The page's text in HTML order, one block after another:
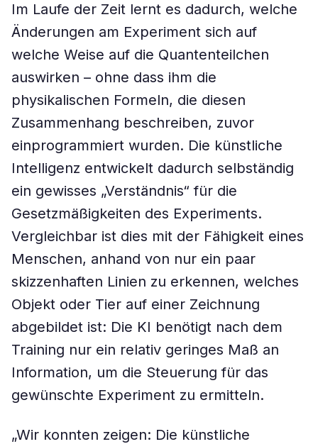
Im Laufe der Zeit lernt es dadurch, welche
Änderungen am Experiment sich auf
welche Weise auf die Quantenteilchen
auswirken – ohne dass ihm die
physikalischen Formeln, die diesen
Zusammenhang beschreiben, zuvor
einprogrammiert wurden. Die künstliche
Intelligenz entwickelt dadurch selbständig
ein gewisses „Verständnis“ für die
Gesetzmäßigkeiten des Experiments.
Vergleichbar ist dies mit der Fähigkeit eines
Menschen, anhand von nur ein paar
skizzenhaften Linien zu erkennen, welches
Objekt oder Tier auf einer Zeichnung
abgebildet ist: Die KI benötigt nach dem
Training nur ein relativ geringes Maß an
Information, um die Steuerung für das
gewünschte Experiment zu ermitteln.
„Wir konnten zeigen: Die künstliche